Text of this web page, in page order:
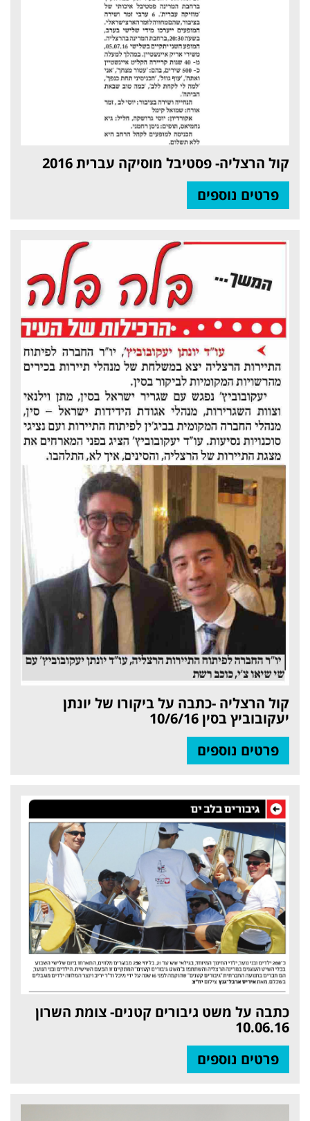
קול הרצליה- פסטיבל מוסיקה עברית 2016
פרטים נוספים
קול הרצליה -כתבה על ביקורו של יונתן
יעקובוביץ בסין 10/6/16
פרטים נוספים
כתבה על משט גיבורים קטנים- צומת השרון
10.06.16
פרטים נוספים